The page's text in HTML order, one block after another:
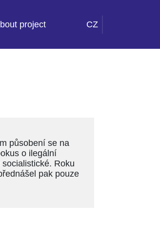
project CZ
působení se na
o ilegální
Roku
pak pouze